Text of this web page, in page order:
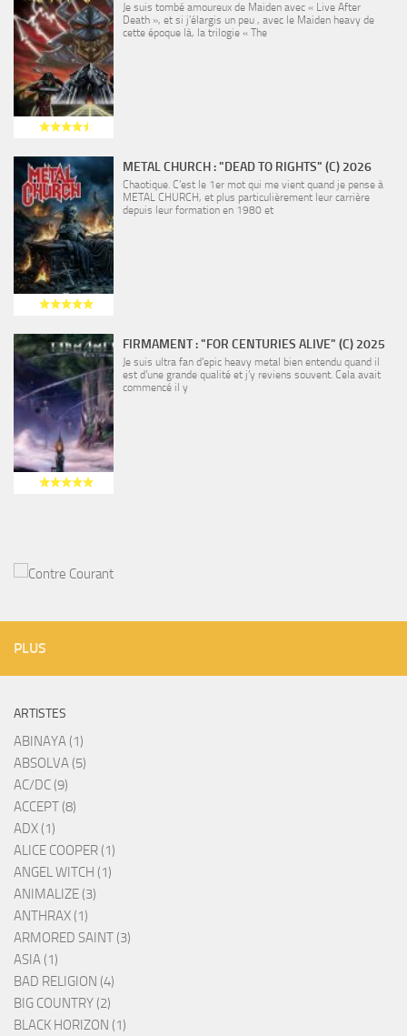
Je suis tombé amoureux de Maiden avec « Live After
Death », et si j’élargis un peu , avec le Maiden heavy de
cette époque là, la trilogie « The
METAL CHURCH : "DEAD TO RIGHTS" (C) 2026
Chaotique. C’est le 1er mot qui me vient quand je pense à
METAL CHURCH, et plus particulièrement leur carrière
depuis leur formation en 1980 et
FIRMAMENT : "FOR CENTURIES ALIVE" (C) 2025
Je suis ultra fan d’epic heavy metal bien entendu quand il
est d’une grande qualité et j’y reviens souvent. Cela avait
commencé il y
PLUS
ARTISTES
ABINAYA (1)
ABSOLVA (5)
AC/DC (9)
ACCEPT (8)
ADX (1)
ALICE COOPER (1)
ANGEL WITCH (1)
ANIMALIZE (3)
ANTHRAX (1)
ARMORED SAINT (3)
ASIA (1)
BAD RELIGION (4)
BIG COUNTRY (2)
BLACK HORIZON (1)